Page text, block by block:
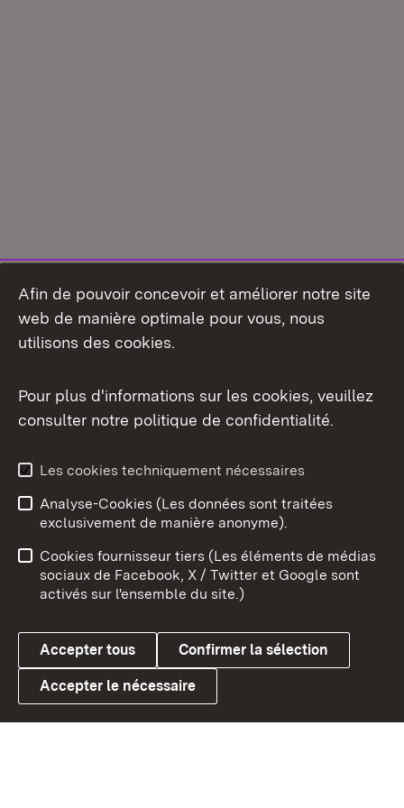
Aperçu des thèmes
Link zum Landesportal
Conseils d'utilisation
Confidentialité
Cookies
Afin de pouvoir concevoir et améliorer notre site
web de manière optimale pour vous, nous
utilisons des cookies.
Pour plus d'informations sur les cookies, veuillez
consulter notre politique de confidentialité.
Les cookies techniquement nécessaires
Analyse-Cookies (Les données sont traitées
exclusivement de manière anonyme).
Cookies fournisseur tiers (Les éléments de médias
sociaux de Facebook, X / Twitter et Google sont
activés sur l'ensemble du site.)
Accepter tous Confirmer la sélection
Accepter le nécessaire